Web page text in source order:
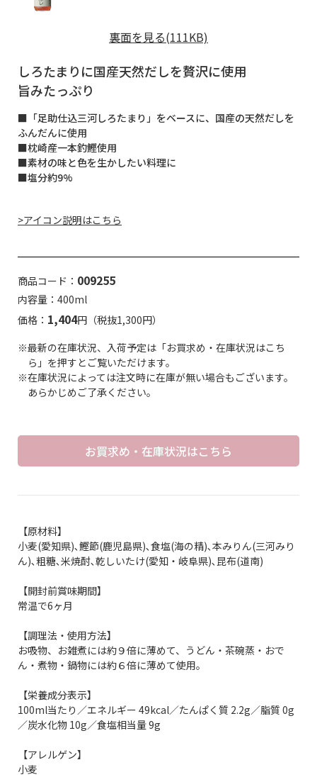
裏面を見る(111KB)
しろたまりに国産天然だしを贅沢に使用
旨みたっぷり
■「足助仕込三河しろたまり」をベースに、国産の天然だしを
ふんだんに使用
■枕崎産一本釣鰹使用
■素材の味と色を生かしたい料理に
■塩分約9%
>アイコン説明はこちら
商品コード： 009255
内容量：400ml
価格： 1,404円（税抜1,300円）
※最新の在庫状況、入荷予定は「お買求め・在庫状況はこち
ら」を押すとご覧いただけます。
※在庫状況によっては注文時に在庫が無い場合もございます。
あらかじめご了承ください。
お買求め・在庫状況はこちら
【原材料】
小麦(愛知県)､鰹節(鹿児島県)､食塩(海の精)､本みりん(三河みり
ん)､粗糖､米焼酎､乾しいたけ(愛知・岐阜県)､昆布(道南)
【開封前賞味期間】
常温で6ヶ月
【調理法・使用方法】
お吸物、お雑煮には約９倍に薄めて、うどん・茶碗蒸・おで
ん・煮物・鍋物には約６倍に薄めて使用。
【栄養成分表示】
100ml当たり／エネルギー 49kcal／たんぱく質 2.2g／脂質 0g
／炭水化物 10g／食塩相当量 9g
【アレルゲン】
小麦